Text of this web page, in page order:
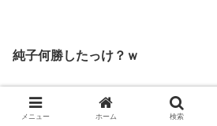
純子何勝したっけ？ｗ
124：名無しさん＠恐縮です ：2018/08/20(月)
メニュー ホーム 検索